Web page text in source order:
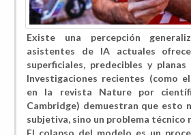
Existe una percepción
asistentes de IA actuales
superficiales, predecibles y
Investigaciones recientes (como
en la revista Nature por
Cambridge) demuestran que esto
subjetiva, sino un problema técnico
​El colapso del modelo es un